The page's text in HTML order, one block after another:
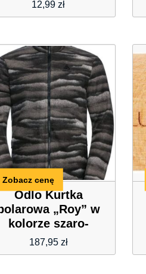
12,99zł
Odlo Kurtka
„Roy” w
kolorze szaro-
czarnym
187,95 zł
Zobacz cenę